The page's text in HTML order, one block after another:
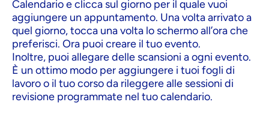
Calendario e clicca sul giorno per il quale vuoi
aggiungere un appuntamento. Una volta arrivato a
quel giorno, tocca una volta lo schermo all’ora che
preferisci. Ora puoi creare il tuo evento.
Inoltre, puoi allegare delle scansioni a ogni evento.
È un ottimo modo per aggiungere i tuoi fogli di
lavoro o il tuo corso da rileggere alle sessioni di
revisione programmate nel tuo calendario.